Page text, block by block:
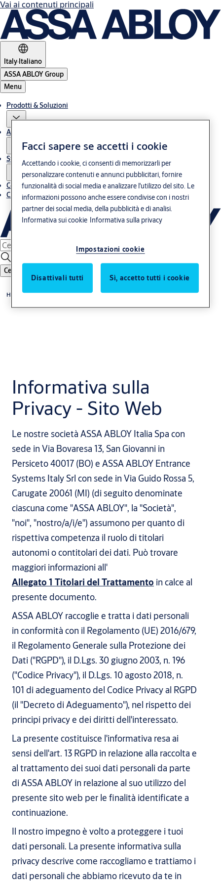
Vai ai contenuti principali
Italy·Italiano
ASSA ABLOY Group
Menu
Prodotti & Soluzioni
Assistenza post-vendita
Storie
Contatti
Chi siamo
Cerca
Home
Informativa sulla
Privacy - Sito Web
Le nostre società ASSA ABLOY Italia Spa con
sede in Via Bovaresa 13, San Giovanni in
Persiceto 40017 (BO) e ASSA ABLOY Entrance
Systems Italy Srl con sede in Via Guido Rossa 5,
Carugate 20061 (MI) (di seguito denominate
ciascuna come "ASSA ABLOY", la "Società",
"noi", "nostro/a/i/e") assumono per quanto di
rispettiva competenza il ruolo di titolari
autonomi o contitolari dei dati. Può trovare
maggiori informazioni all'
Allegato 1 Titolari del Trattamento in calce al
presente documento.
ASSA ABLOY raccoglie e tratta i dati personali
in conformità con il Regolamento (UE) 2016/679,
il Regolamento Generale sulla Protezione dei
Dati ("RGPD"), il D.Lgs. 30 giugno 2003, n. 196
("Codice Privacy"), il D.Lgs. 10 agosto 2018, n.
101 di adeguamento del Codice Privacy al RGPD
(il "Decreto di Adeguamento"), nel rispetto dei
principi privacy e dei diritti dell'interessato.
La presente costituisce l'informativa resa ai
sensi dell'art. 13 RGPD in relazione alla raccolta e
al trattamento dei suoi dati personali da parte
di ASSA ABLOY in relazione al suo utilizzo del
presente sito web per le finalità identificate a
continuazione.
Il nostro impegno è volto a proteggere i tuoi
dati personali. La presente informativa sulla
privacy descrive come raccogliamo e trattiamo i
dati personali che abbiamo ricevuto da te in
Facci sapere se accetti i cookie
Accettando i cookie, ci consenti di memorizzarli per
personalizzare contenuti e annunci pubblicitari, fornire
funzionalità di social media e analizzare l'utilizzo del sito. Le
informazioni possono anche essere condivise con i nostri
partner dei social media, della pubblicità e di analisi.
Informativa sui cookie Informativa sulla privacy
Impostazioni cookie
Disattivali tutti Sì, accetto tutti i cookie